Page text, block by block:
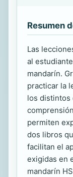
Resumen
Las
al
mandarín.
practicar la
los distintos
permiten
dos libros
facilitan el
exigidas en
mandarín